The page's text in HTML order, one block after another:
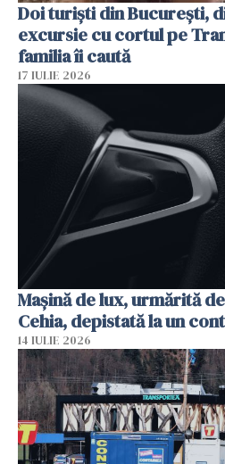
Doi turiști din București,
excursie cu cortul pe
familia îi caută
17 IULIE 2026
Mașină de lux, urmărită
Cehia, depistată la un
14 IULIE 2026